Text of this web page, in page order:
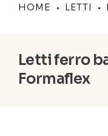
HOME LETTI
Letti ferro
Formaflex